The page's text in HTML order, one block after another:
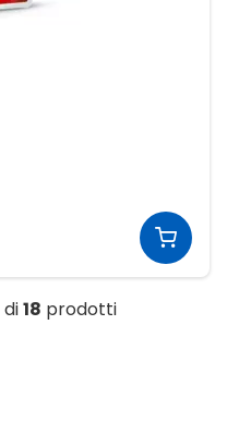
di18 prodotti